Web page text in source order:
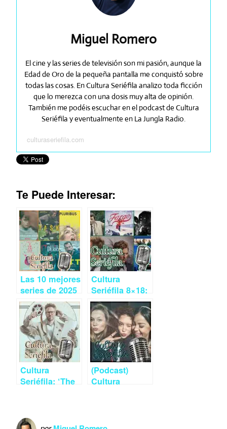
Miguel Romero
El cine y las series de televisión son mi pasión, aunque la
Edad de Oro de la pequeña pantalla me conquistó sobre
todas las cosas. En Cultura Seriéfila analizo toda ficción
que lo merezca con una dosis muy alta de opinión.
También me podéis escuchar en el podcast de Cultura
Seriéfila y eventualmente en La Jungla Radio.
culturaseriefila.com
Te Puede Interesar:
Las 10 mejores
series de 2025
según los
oyentes de
Cultura
Seriéfila
Cultura
Seriéfila 8×18:
Series de
detectives e
investigación a
lo largo de los
años (Podcast)
Cultura
Seriéfila: ‘The
de marzo
(Podcast)
Cultura
octubre y JPod